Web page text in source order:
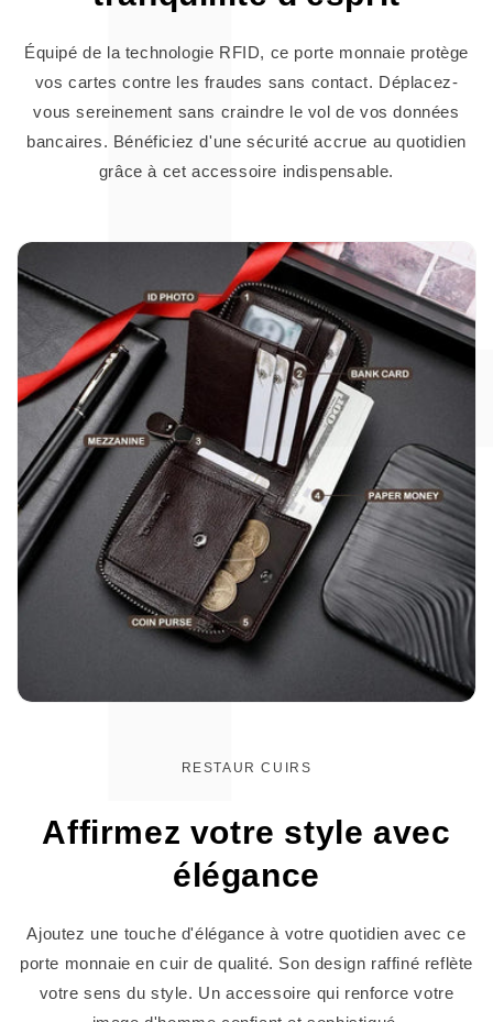
Équipé de la technologie RFID, ce porte monnaie protège
vos cartes contre les fraudes sans contact. Déplacez-
vous sereinement sans craindre le vol de vos données
bancaires. Bénéficiez d'une sécurité accrue au quotidien
grâce à cet accessoire indispensable.
RESTAUR CUIRS
Affirmez votre style avec
élégance
Ajoutez une touche d'élégance à votre quotidien avec ce
porte monnaie en cuir de qualité. Son design raffiné reflète
votre sens du style. Un accessoire qui renforce votre